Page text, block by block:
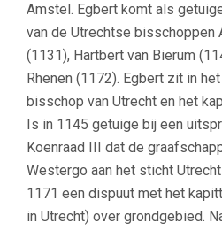
Amstel. Egbert komt als
van de Utrechtse bisschoppen
(1131), Hartbert van Bierum
Rhenen (1172). Egbert zit in
bisschop van Utrecht en het
Is in 1145 getuige bij een
Koenraad III dat de
Westergo aan het sticht
1171 een dispuut met het
in Utrecht) over grondgebied.